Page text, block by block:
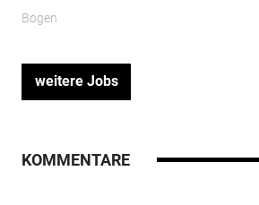
Bogen
weitere Jobs
KOMMENTARE